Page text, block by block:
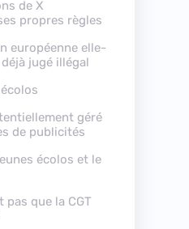
de X
propres règles
européenne elle-
jugé illégal
géré
de publicités
écolos et le
pas que la CGT